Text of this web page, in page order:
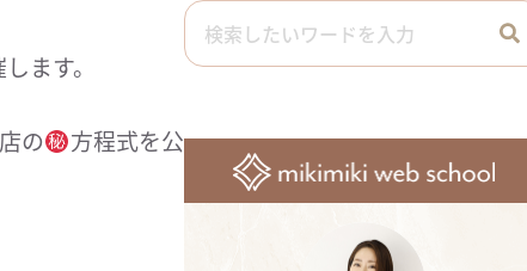
ます。
の
方程式を公